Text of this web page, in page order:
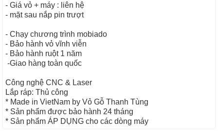
- Giá vỏ + máy : liên hệ
- mặt sau nắp pin trượt
- Chạy chương trình mobiado
- Bảo hành vỏ vĩnh viễn
- Bảo hành ruột 1 năm
-Giao hàng toàn quốc
Công nghệ CNC & Laser
Lắp ráp: Thủ công
* Made in VietNam by Vỏ Gỗ Thanh Tùng
* Sản phẩm được bảo hành 24 tháng
* Sản phẩm ÁP DỤNG cho các dòng máy